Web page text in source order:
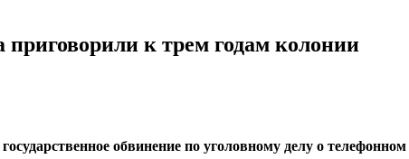
к трем годам колонии
обвинение по уголовному делу о